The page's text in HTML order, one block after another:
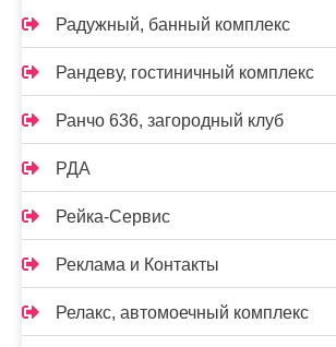
Радужный, банный комплекс
Рандеву, гостиничный комплекс
Ранчо 636, загородный клуб
РДА
Рейка-Сервис
Реклама и Контакты
Релакс, автомоечный комплекс